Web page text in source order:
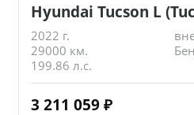
Hyundai Tucson L
2022 г.
29000 км.
199.86 л.с.
3 211 059 ₽